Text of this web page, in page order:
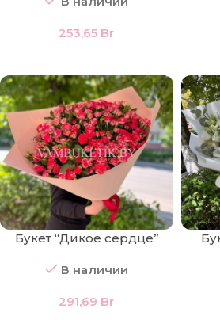
253,65 Br
Букет “Дикое сердце”
В наличии
291,69 Br